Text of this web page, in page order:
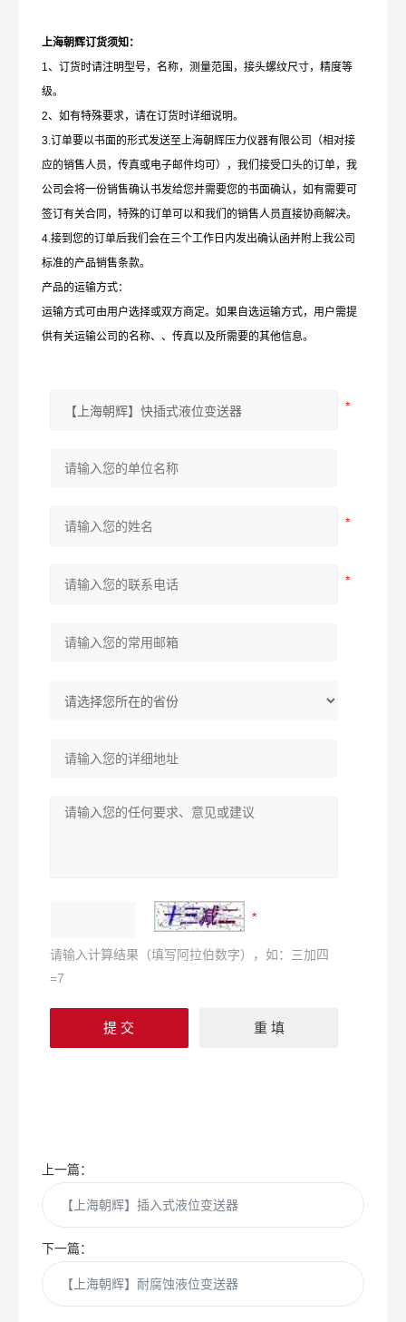
上海朝辉订货须知：
1、订货时请注明型号，名称，测量范围，接头螺纹尺寸，精度等
级。
2、如有特殊要求，请在订货时详细说明。
3.订单要以书面的形式发送至上海朝辉压力仪器有限公司（相对接
应的销售人员，传真或电子邮件均可），我们接受口头的订单，我
公司会将一份销售确认书发给您并需要您的书面确认，如有需要可
签订有关合同，特殊的订单可以和我们的销售人员直接协商解决。
4.接到您的订单后我们会在三个工作日内发出确认函并附上我公司
标准的产品销售条款。
产品的运输方式：
运输方式可由用户选择或双方商定。如果自选运输方式，用户需提
供有关运输公司的名称、、传真以及所需要的其他信息。
请输入计算结果（填写阿拉伯数字），如：三加四
=7
上一篇：
【上海朝辉】插入式液位变送器
下一篇：
【上海朝辉】耐腐蚀液位变送器